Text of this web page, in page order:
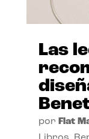
Las
por Flat